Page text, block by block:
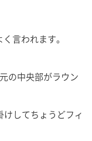
言われます。
の中央部がラウン
してちょうどフィ